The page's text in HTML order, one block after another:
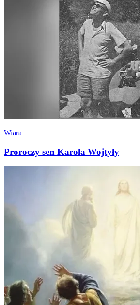
Wiara
Proroczy sen Karola Wojtyły